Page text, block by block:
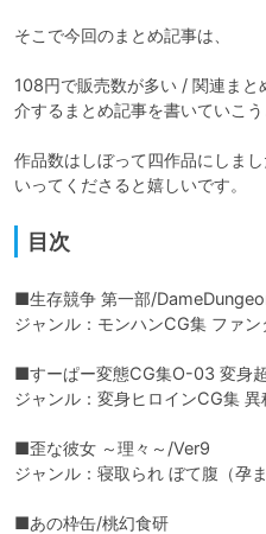
そこで今回のまとめ記事は、
108円で販売数が多い / 関連ま
介するまとめ記事を書いていこう
作品数はしぼって四作品にしま
いってくださると嬉しいです。
目次
■生存競争 第一部/
ジャンル：モンハンCG集 ファン
■すーぱー変態CG集O-03 変身
ジャンル：変身ヒロインCG集 異
■歪な彼女 ～理々～/Ver9
ジャンル：寝取られ ぼて腹（孕ま
■あの枠缶/桃幻食研